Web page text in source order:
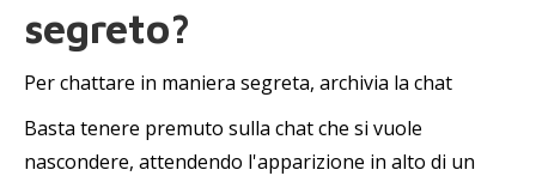
segreto?
Per chattare in maniera segreta, archivia la chat
Basta tenere premuto sulla chat che si vuole
nascondere, attendendo l'apparizione in alto di un